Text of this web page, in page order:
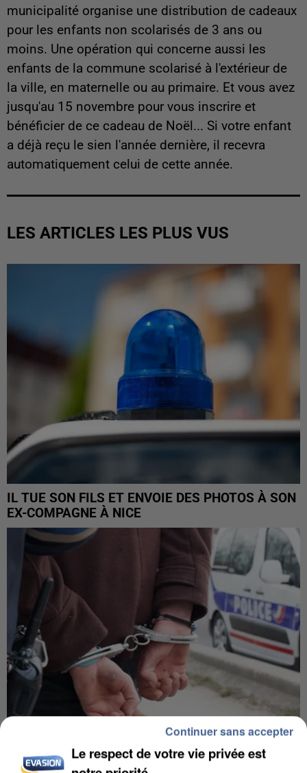
municipalité organise une distribution de cadeaux
pour les enfants non scolarisés de 3 ans ou
moins. Une opération qui concerne aussi les
enfants de la commune scolarisé à l'extérieur de
la ville, en maternelle ou au primaire. Et vous avez
jusqu'au 15 novembre pour vous inscrire et
bénéficier de ce cadeau de Noël... Si votre enfant
a déjà reçu le sien l'année dernière, il recevra
automatiquement celui de cette année.
LES ARTICLES LES PLUS VUS
IL TUE SON FILS ET ENVOIE DES PHOTOS À SON
EX-COMPAGNE À NICE
L’UN DES FONDATEURS SUPPOSÉS DE LA DZ
Le respect de votre vie privée est
Continuer sans accepter